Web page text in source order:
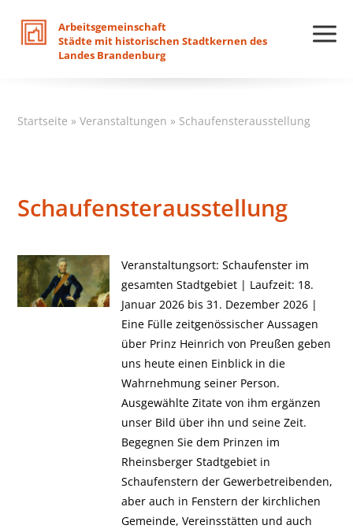
Arbeitsgemeinschaft
Städte mit historischen Stadtkernen des
Landes Brandenburg
Startseite »Veranstaltungen » Schaufensterausstellung
Schaufensterausstellung
Veranstaltungsort: Schaufenster im
gesamten Stadtgebiet | Laufzeit: 18.
Januar 2026 bis 31. Dezember 2026 |
Eine Fülle zeitgenössischer Aussagen
über Prinz Heinrich von Preußen geben
uns heute einen Einblick in die
Wahrnehmung seiner Person.
Ausgewählte Zitate von ihm ergänzen
unser Bild über ihn und seine Zeit.
Begegnen Sie dem Prinzen im
Rheinsberger Stadtgebiet in
Schaufenstern der Gewerbetreibenden,
aber auch in Fenstern der kirchlichen
Gemeinde, Vereinsstätten und auch